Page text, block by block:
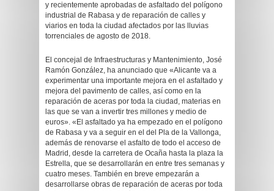
y recientemente aprobadas de asfaltado del polígono
industrial de Rabasa y de reparación de calles y
viarios en toda la ciudad afectados por las lluvias
torrenciales de agosto de 2018.
El concejal de Infraestructuras y Mantenimiento, José
Ramón González, ha anunciado que «Alicante va a
experimentar una importante mejora en el asfaltado y
mejora del pavimento de calles, así como en la
reparación de aceras por toda la ciudad, materias en
las que se van a invertir tres millones y medio de
euros». «El asfaltado ya ha empezado en el polígono
de Rabasa y va a seguir en el del Pla de la Vallonga,
además de renovarse el asfalto de todo el acceso de
Madrid, desde la carretera de Ocaña hasta la plaza la
Estrella, que se desarrollarán en entre tres semanas y
cuatro meses. También en breve empezarán a
desarrollarse obras de reparación de aceras por toda